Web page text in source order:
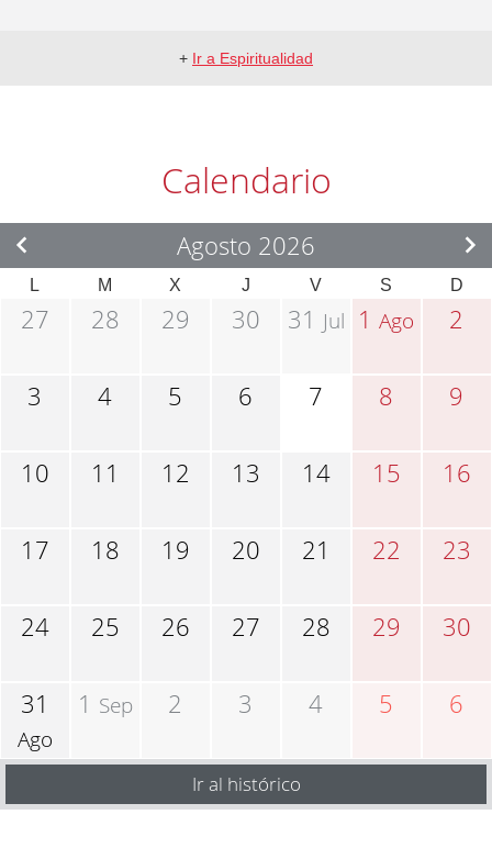
+ Ir a Espiritualidad
Calendario
Agosto 2026
L M X J V S D
27 28 29 30 31 Jul 1Ago 2
3 4 5 6 7 8 9
10 11 12 13 14 15 16
17 18 19 20 21 22 23
24 25 26 27 28 29 30
31
Ago
1 Sep 2 3 4 5 6
Ir al histórico